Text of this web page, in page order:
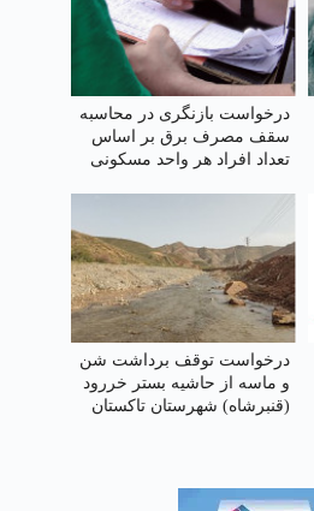
درخواست بازنگری در محاسبه
سقف مصرف برق بر اساس
تعداد افراد هر واحد مسکونی
درخواست توقف برداشت شن
و ماسه از حاشیه بستر خر‌رود
(قنبرشاه) شهرستان تاکستان